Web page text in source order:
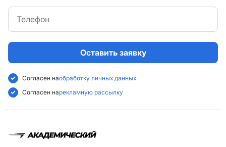
Оставить заявку
Согласен наобработку личных данных
Согласен нарекламную рассылку